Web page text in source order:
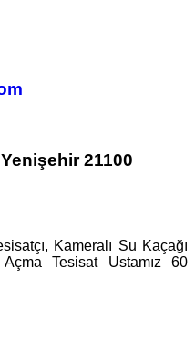
21100
Kameralı Su Kaçağı
Açma Tesisat Ustamız 60